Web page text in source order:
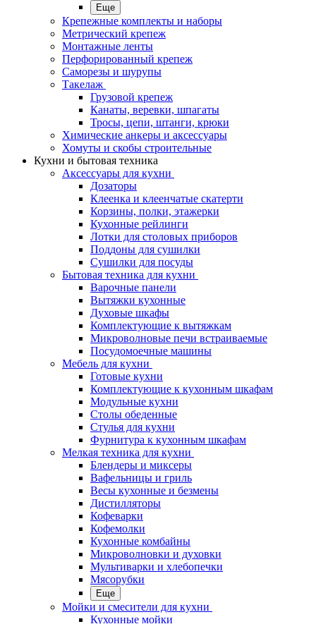
Еще
Крепежные комплекты и наборы
Метрический крепеж
Монтажные ленты
Перфорированный крепеж
Саморезы и шурупы
Такелаж
Грузовой крепеж
Канаты, веревки, шпагаты
Тросы, цепи, штанги, крюки
Химические анкеры и аксессуары
Хомуты и скобы строительные
Кухни и бытовая техника
Аксессуары для кухни
Дозаторы
Клеенка и клеенчатые скатерти
Корзины, полки, этажерки
Кухонные рейлинги
Лотки для столовых приборов
Поддоны для сушилки
Сушилки для посуды
Бытовая техника для кухни
Варочные панели
Вытяжки кухонные
Духовые шкафы
Комплектующие к вытяжкам
Микроволновые печи встраиваемые
Посудомоечные машины
Мебель для кухни
Готовые кухни
Комплектующие к кухонным шкафам
Модульные кухни
Столы обеденные
Стулья для кухни
Фурнитура к кухонным шкафам
Мелкая техника для кухни
Блендеры и миксеры
Вафельницы и гриль
Весы кухонные и безмены
Дистилляторы
Кофеварки
Кофемолки
Кухонные комбайны
Микроволновки и духовки
Мультиварки и хлебопечки
Мясорубки
Еще
Мойки и смесители для кухни
Кухонные мойки